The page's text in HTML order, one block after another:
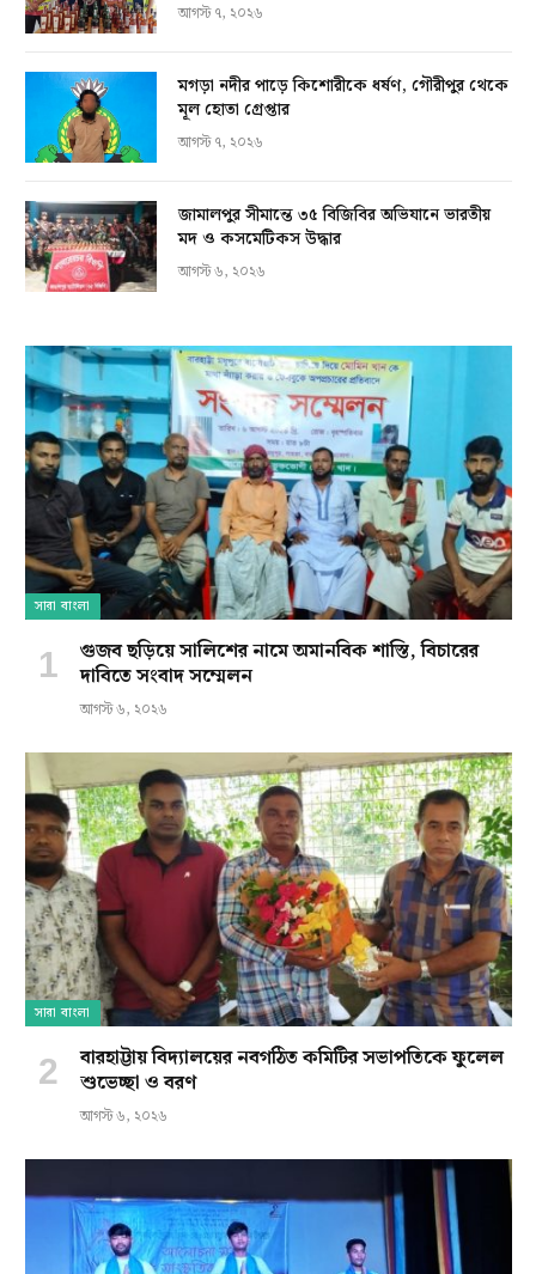
আগস্ট ৭, ২০২৬
মগড়া নদীর পাড়ে কিশোরীকে ধর্ষণ, গৌরীপুর থেকে
মূল হোতা গ্রেপ্তার
আগস্ট ৭, ২০২৬
জামালপুর সীমান্তে ৩৫ বিজিবির অভিযানে ভারতীয়
মদ ও কসমেটিকস উদ্ধার
আগস্ট ৬, ২০২৬
সারা বাংলা
গুজব ছড়িয়ে সালিশের নামে অমানবিক শাস্তি, বিচারের
দাবিতে সংবাদ সম্মেলন
আগস্ট ৬, ২০২৬
সারা বাংলা
বারহাট্টায় বিদ্যালয়ের নবগঠিত কমিটির সভাপতিকে ফুলেল
শুভেচ্ছা ও বরণ
আগস্ট ৬, ২০২৬